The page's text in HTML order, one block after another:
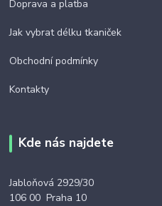
Doprava a platba
Jak vybrat délku tkaniček
Obchodní podmínky
Kontakty
Kde nás najdete
Jabloňová 2929/30
106 00 Praha 10